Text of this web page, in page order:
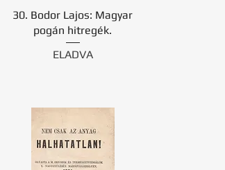
30. Bodor Lajos: Magyar
pogán hitregék.
ELADVA